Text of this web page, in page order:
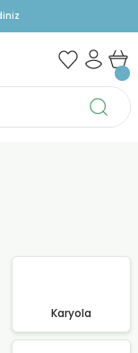
Karyola